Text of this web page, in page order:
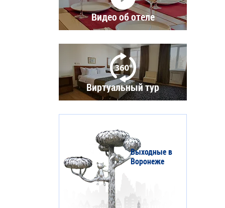
Видео об отеле
Виртуальный тур
Выходные в
Воронеже